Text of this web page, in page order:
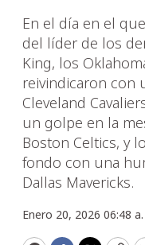
En el día en el
del líder de los
King, los
reivindicaron con
Cleveland
un golpe en la
Boston Celtics, y
fondo con una
Dallas Mavericks.
Enero 20, 2026 06:48 a.